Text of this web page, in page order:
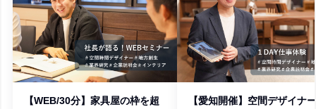
【WEB/30分】家具屋の枠を超
【愛知開催】空間デザイナ